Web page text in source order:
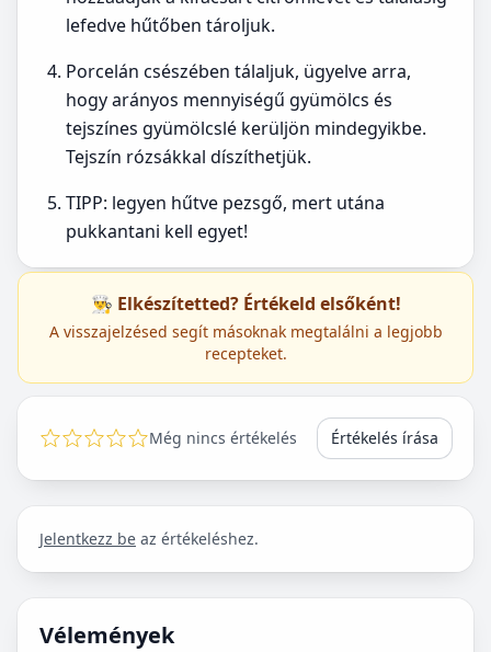
lefedve hűtőben tároljuk.
Porcelán csészében tálaljuk, ügyelve arra,
hogy arányos mennyiségű gyümölcs és
tejszínes gyümölcslé kerüljön mindegyikbe.
Tejszín rózsákkal díszíthetjük.
TIPP: legyen hűtve pezsgő, mert utána
pukkantani kell egyet!
👨‍🍳 Elkészítetted? Értékeld elsőként!
A visszajelzésed segít másoknak megtalálni a legjobb
recepteket.
Még nincs értékelés Értékelés írása
Jelentkezz be az értékeléshez.
Vélemények